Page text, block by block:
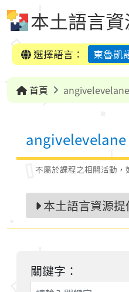
本土語言
選擇語言：
東魯凱
首頁
不屬於課程之相關活動，
本土語言資源提
關鍵字：